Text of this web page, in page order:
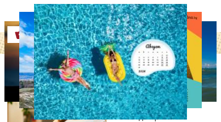
Оферти
ЛЮБОПИТНО
Историческа промяна:
Жените над 40 години
раждат по-често от
тийнейджърките